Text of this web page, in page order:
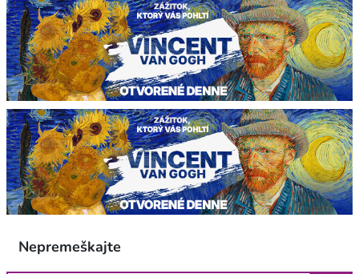
Nepremeškajte